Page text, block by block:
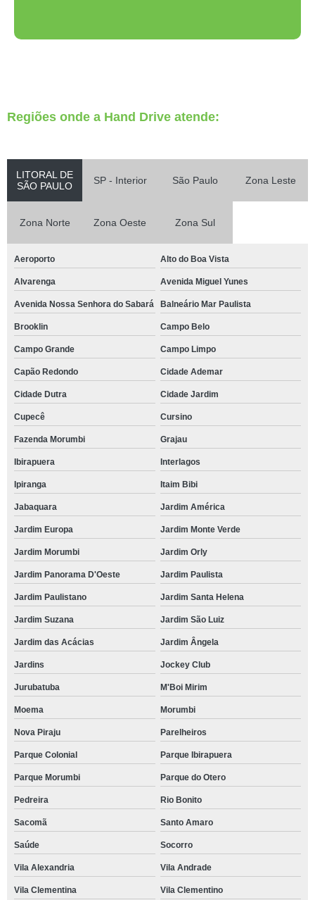
Regiões onde a Hand Drive atende:
LITORAL DE
SÃO PAULO
SP - Interior São Paulo Zona Leste
Zona Norte Zona Oeste Zona Sul
Aeroporto Alto do Boa Vista
Alvarenga Avenida Miguel Yunes
Avenida Nossa Senhora do Sabará Balneário Mar Paulista
Brooklin Campo Belo
Campo Grande Campo Limpo
Capão Redondo Cidade Ademar
Cidade Dutra Cidade Jardim
Cupecê Cursino
Fazenda Morumbi Grajau
Ibirapuera Interlagos
Ipiranga Itaim Bibi
Jabaquara Jardim América
Jardim Europa Jardim Monte Verde
Jardim Morumbi Jardim Orly
Jardim Panorama D'Oeste Jardim Paulista
Jardim Paulistano Jardim Santa Helena
Jardim Suzana Jardim São Luiz
Jardim das Acácias Jardim Ângela
Jardins Jockey Club
Jurubatuba M'Boi Mirim
Moema Morumbi
Nova Piraju Parelheiros
Parque Colonial Parque Ibirapuera
Parque Morumbi Parque do Otero
Pedreira Rio Bonito
Sacomã Santo Amaro
Saúde Socorro
Vila Alexandria Vila Andrade
Vila Clementina Vila Clementino